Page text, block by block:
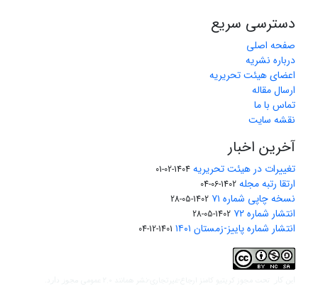
دسترسی سریع
صفحه اصلی
درباره نشریه
اعضای هیئت تحریریه
ارسال مقاله
تماس با ما
نقشه سایت
آخرین اخبار
تغییرات در هیئت تحریریه 1404-02-01
ارتقا رتبه مجله 1402-06-04
نسخه چاپی شماره ۷۱ 1402-05-28
انتشار شماره ۷۲ 1402-05-28
انتشار شماره پاییز-زمستان ۱۴۰۱ 1401-12-04